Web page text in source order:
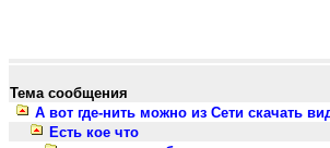
Тема сообщения
А вот где-нить можно из Сети скачать
Есть кое что